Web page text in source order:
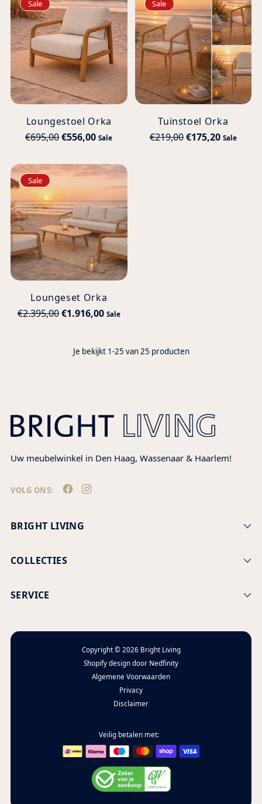
Sale
Loungestoel Orka
Normale
€695,00€556,00 Sale
Sale
Tuinstoel Orka
Normale
€219,00€175,20 Sale
Sale
Loungeset Orka
Normale
€2.395,00€1.916,00 Sale
Je bekijkt 1-25 van 25 producten
Uw meubelwinkel in Den Haag, Wassenaar & Haarlem!
VOLG ONS:
BRIGHT LIVING
COLLECTIES
SERVICE
Copyright © 2026 Bright Living
Shopify design door Nedfinity
Algemene Voorwaarden
Privacy
Disclaimer
Veilig betalen met: